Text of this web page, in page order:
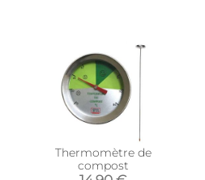
Thermomètre de
compost